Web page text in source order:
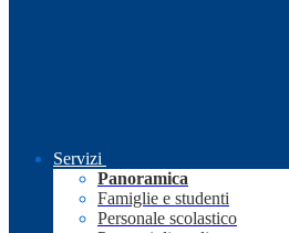
Servizi
Panoramica
Famiglie e studenti
Personale scolastico